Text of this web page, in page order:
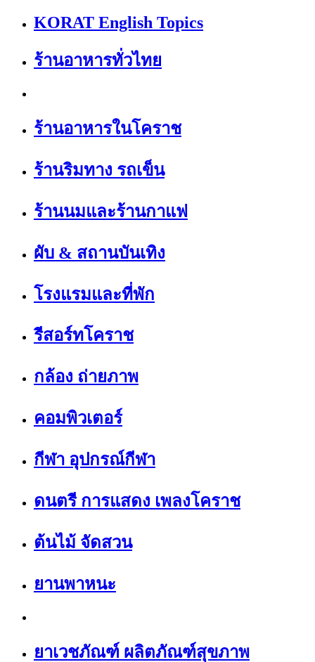
KORAT English Topics
ร้านอาหารทั่วไทย
ร้านอาหารในโคราช
ร้านริมทาง รถเข็น
ร้านนมและร้านกาแฟ
ผับ & สถานบันเทิง
โรงแรมและที่พัก
รีสอร์ทโคราช
กล้อง ถ่ายภาพ
คอมพิวเตอร์
กีฬา อุปกรณ์กีฬา
ดนตรี การแสดง เพลงโคราช
ต้นไม้ จัดสวน
ยานพาหนะ
ยาเวชภัณฑ์ ผลิตภัณฑ์สุขภาพ